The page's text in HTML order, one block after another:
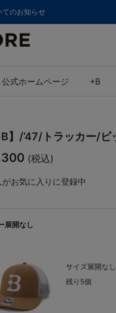
込)以上のご購入で送料無料
公式ホームページ +B
】/’47/トラッカー/
(税込)
がお気に入りに登録中
展開なし
サイズ展開な
残り5個